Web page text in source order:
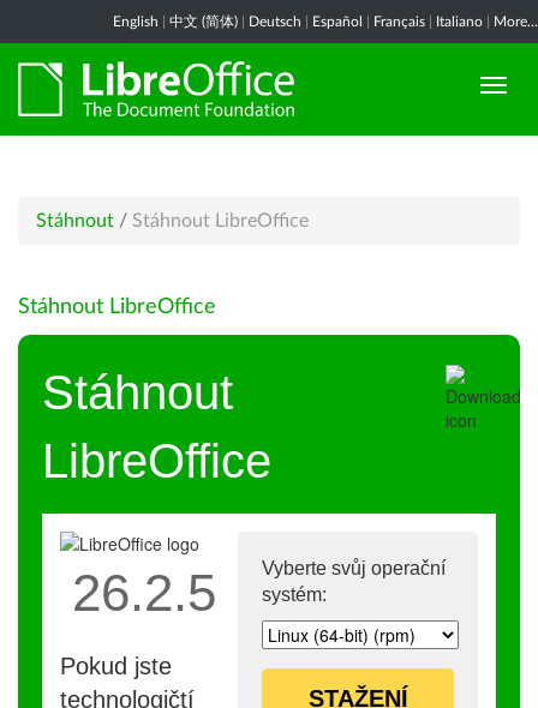
English 中文 (简体) Deutsch Español Français Italiano More...
Stáhnout / Stáhnout LibreOffice
Stáhnout LibreOffice
Stáhnout
LibreOffice
Vyberte svůj operační
systém:
STAŽENÍ
26.2.5
Pokud jste
technologičtí